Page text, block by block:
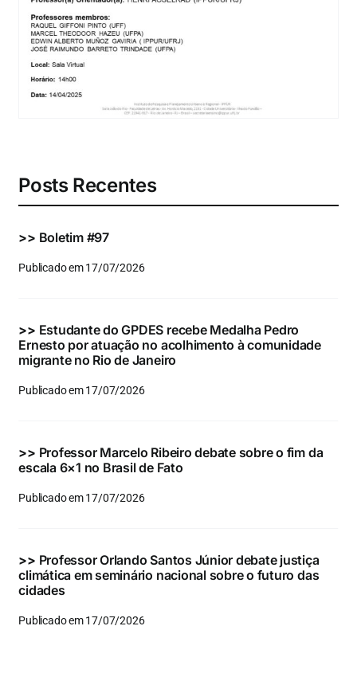
Eventos e Certificados
Comunicação
Buscar
Posts Recentes
>> Boletim #97
Publicado em 17/07/2026
>> Estudante do GPDES recebe Medalha Pedro
Ernesto por atuação no acolhimento à comunidade
migrante no Rio de Janeiro
Publicado em 17/07/2026
>> Professor Marcelo Ribeiro debate sobre o fim da
escala 6×1 no Brasil de Fato
Publicado em 17/07/2026
>> Professor Orlando Santos Júnior debate justiça
climática em seminário nacional sobre o futuro das
cidades
Publicado em 17/07/2026